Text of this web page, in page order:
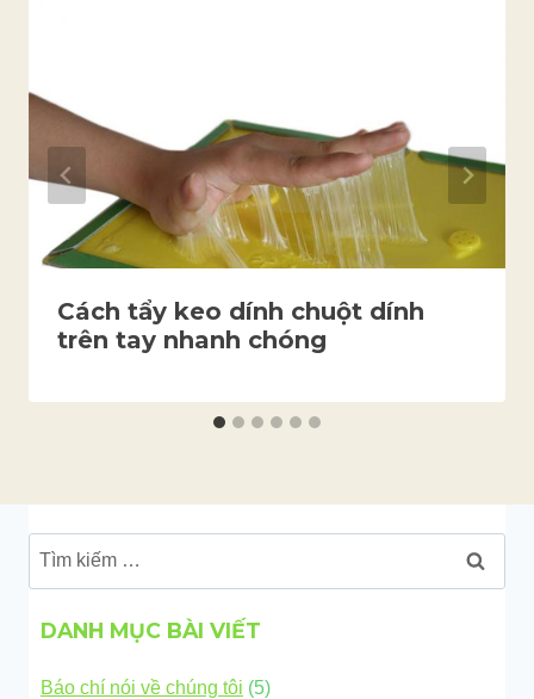
Cách tẩy keo dính chuột dính
trên tay nhanh chóng
Tìm
kiếm
cho:
DANH MỤC BÀI VIẾT
Báo chí nói về chúng tôi (5)